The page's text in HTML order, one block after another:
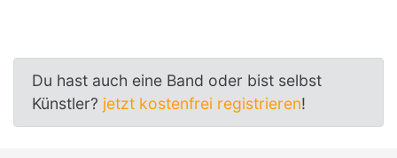
Du hast auch eine Band oder bist selbst
Künstler? jetzt kostenfrei registrieren!